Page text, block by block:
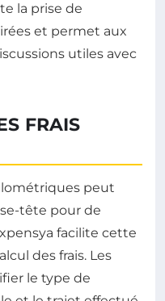
la prise de
et permet aux
utiles avec
FRAIS
peut
tête pour de
facilite cette
des frais. Les
le type de